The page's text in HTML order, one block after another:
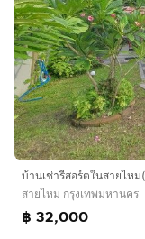
สายไหม กรุงเทพมหานคร
฿ 32,000